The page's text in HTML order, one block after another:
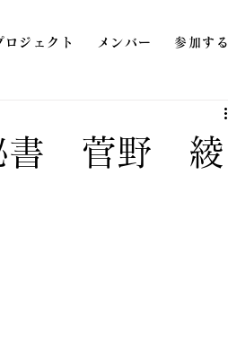
ロジェクト メンバー 参加する
書 菅野 綾